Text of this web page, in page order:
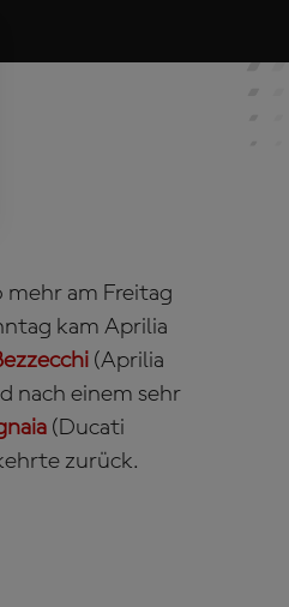
mehr am Freitag
kam Aprilia
(Aprilia
nach einem sehr
(Ducati
zurück.